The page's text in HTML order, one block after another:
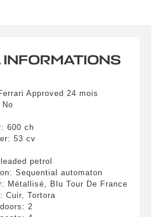
INFORMATIONS
Approved 24 mois
600 ch
53 cv
petrol
Sequential automaton
Métallisé, Blu Tour De France
Cuir, Tortora
2